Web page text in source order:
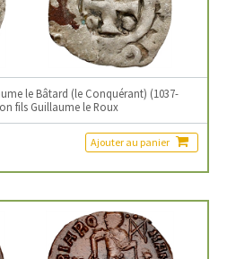
le Bâtard (le Conquérant) (1037-
fils Guillaume le Roux
Ajouter au panier